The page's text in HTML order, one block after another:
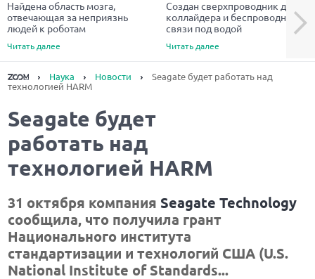
Найдена область мозга,
отвечающая за неприязнь
людей к роботам
Читать далее
Создан сверхпроводник для
коллайдера и беспроводной
связи под водой
Читать далее
Next
Наука Новости
Seagate будет работать над
технологией HARM
Seagate будет
работать над
технологией HARM
31 октября компанияSeagate Technology
сообщила, что получила грант
Национального института
стандартизации и технологий США (U.S.
National Institute of Standards...